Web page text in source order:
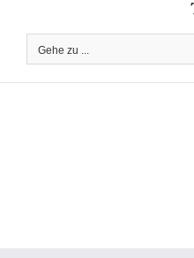
Gehe zu ...